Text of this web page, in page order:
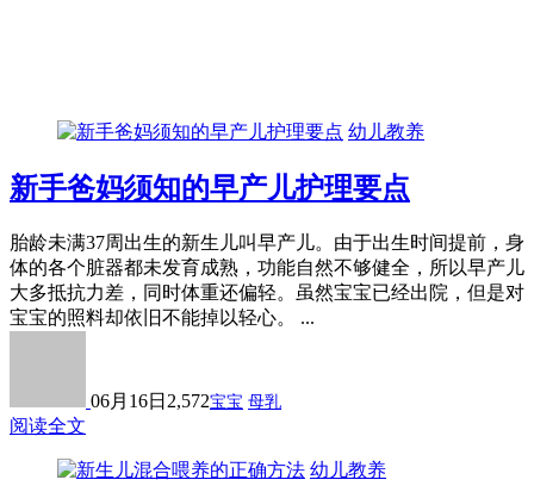
幼儿教养
新手爸妈须知的早产儿护理要点
胎龄未满37周出生的新生儿叫早产儿。由于出生时间提前，身
体的各个脏器都未发育成熟，功能自然不够健全，所以早产儿
大多抵抗力差，同时体重还偏轻。虽然宝宝已经出院，但是对
宝宝的照料却依旧不能掉以轻心。 ...
06月16日 2,572宝宝 母乳
阅读全文
幼儿教养